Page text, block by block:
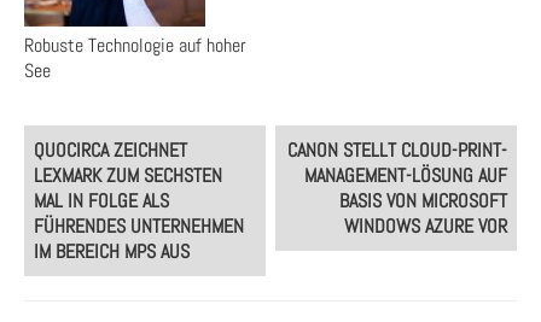
Robuste Technologie auf hoher
See
Post
navigation
QUOCIRCA ZEICHNET
LEXMARK ZUM SECHSTEN
MAL IN FOLGE ALS
FÜHRENDES UNTERNEHMEN
IM BEREICH MPS AUS
CANON STELLT CLOUD-PRINT-
MANAGEMENT-LÖSUNG AUF
BASIS VON MICROSOFT
WINDOWS AZURE VOR